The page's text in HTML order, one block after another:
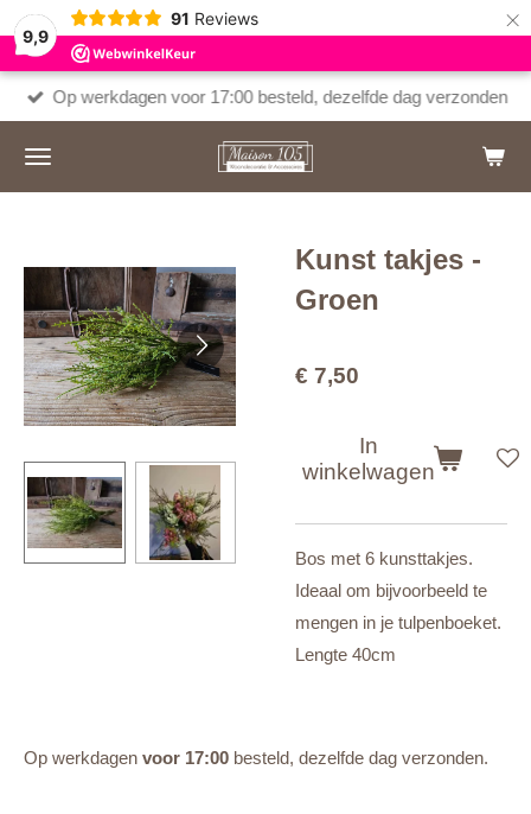
9,9
91 Reviews ×
Op werkdagen voor 17:00 besteld, dezelfde dag verzonden
Kunst takjes -
Groen
€ 7,50
In
winkelwagen
Bos met 6 kunsttakjes.
Ideaal om bijvoorbeeld te
mengen in je tulpenboeket.
Lengte 40cm
Op werkdagen voor 17:00 besteld, dezelfde dag verzonden.